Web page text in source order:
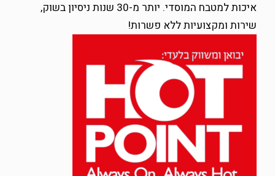
איכות למטבח המוסדי. יותר מ-30 שנות ניסיון בשוק,
שירות ומקצועיות ללא פשרות!